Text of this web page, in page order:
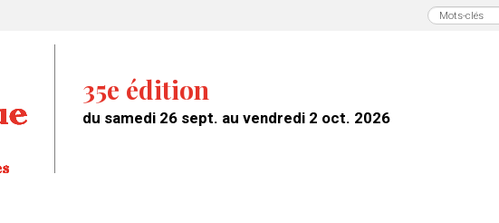
35e édition
du samedi 26 sept. au vendredi 2 oct. 2026